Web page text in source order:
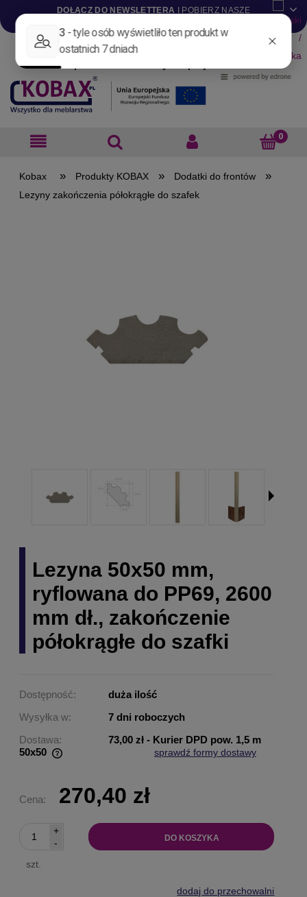
DOŁĄCZ DO NEWSLETTERA I POBIERZ NASZE
Aktualności Nowości
Blog
Pliki do pobrania
» Produkty KOBAX » Dodatki do frontów »
Lezyny zakończenia półokrągłe do szafek
Lezyna 50x50 mm,
ryflowana do PP69, 2600
mm dł., zakończenie
półokrągłe do szafki
Dostępność:
duża ilość
Wysyłka w:
7 dni roboczych
Dostawa:
73,00 zł - Kurier DPD pow. 1,5 m
50x50
sprawdź formy dostawy
Cena: 270,40 zł
-
+
szt.
DO KOSZYKA
dodaj do przechowalni